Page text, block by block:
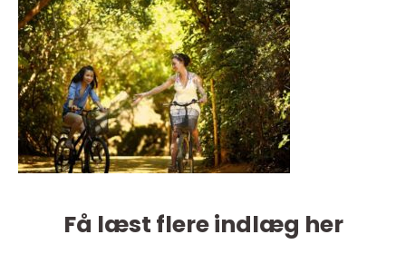
Få læst flere indlæg her